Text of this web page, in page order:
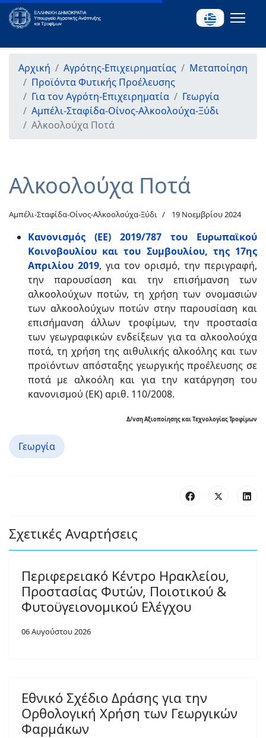
Αρχική Αγρότης-Επιχειρηματίας
Μεταποίηση
Προϊόντα Φυτικής Προέλευσης
Για τον Αγρότη-Επιχειρηματία
Γεωργία
Αμπέλι-Σταφίδα-Οίνος-Αλκοολούχα-Ξύδι
Αλκοολούχα Ποτά
Αλκοολούχα Ποτά
Αμπέλι-Σταφίδα-Οίνος-Αλκοολούχα-Ξύδι 19 Νοεμβρίου 2024
Κανονισμός (ΕΕ) 2019/787 του Ευρωπαϊκού
Κοινοβουλίου και του Συμβουλίου, της 17ης
Απριλίου 2019, για τον ορισμό, την περιγραφή,
την παρουσίαση και την επισήμανση των
αλκοολούχων ποτών, τη χρήση των ονομασιών
των αλκοολούχων ποτών στην παρουσίαση και
επισήμανση άλλων τροφίμων, την προστασία
των γεωγραφικών ενδείξεων για τα αλκοολούχα
ποτά, τη χρήση της αιθυλικής αλκοόλης και των
προϊόντων απόσταξης γεωργικής προέλευσης σε
ποτά με αλκοόλη και για την κατάργηση του
κανονισμού (ΕΚ) αριθ. 110/2008.
Δ/νση Αξιοποίησης και Τεχνολογίας Τροφίμων
Γεωργία
Σχετικές Αναρτήσεις
Περιφερειακό Κέντρο Ηρακλείου,
Προστασίας Φυτών, Ποιοτικού &
Φυτοϋγειονομικού Ελέγχου
06 Αυγούστου 2026
Εθνικό Σχέδιο Δράσης για την
Ορθολογική Χρήση των Γεωργικών
Φαρμάκων